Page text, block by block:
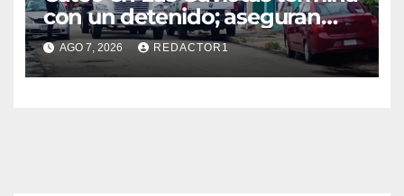
con un detenido; aseguran
armas, presunta droga y un
automóvil
AGO 7, 2026 REDACTOR1